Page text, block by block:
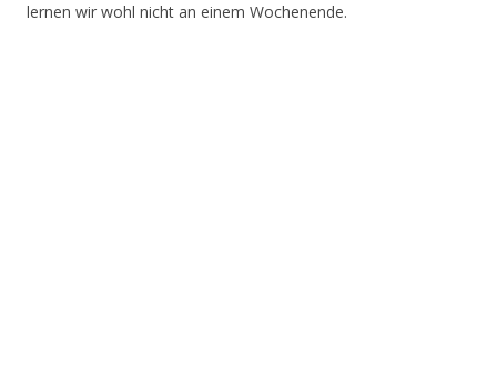
lernen wir wohl nicht an einem Wochenende.